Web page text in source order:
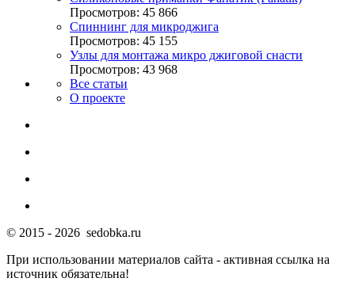
Просмотров: 45 866
Спиннинг для микроджига
Просмотров: 45 155
Узлы для монтажа микро джиговой снасти
Просмотров: 43 968
Все статьи
О проекте
© 2015 - 2026 sedobka.ru
При использовании материалов сайта - активная ссылка на
источник обязательна!